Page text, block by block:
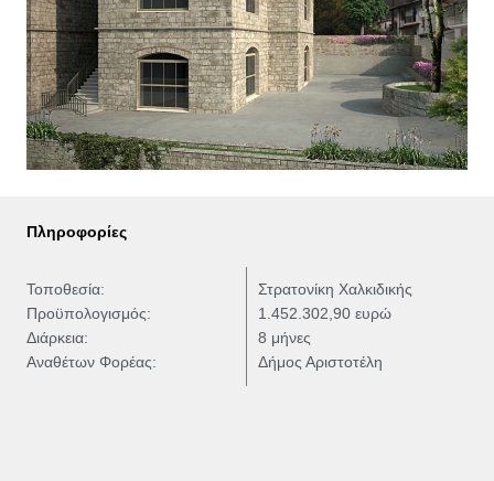
Πληροφορίες
Τοποθεσία:
Προϋπολογισμός:
Διάρκεια:
Αναθέτων Φορέας:
Στρατονίκη Χαλκιδικής
1.452.302,90 ευρώ
8 μήνες
Δήμος Αριστοτέλη